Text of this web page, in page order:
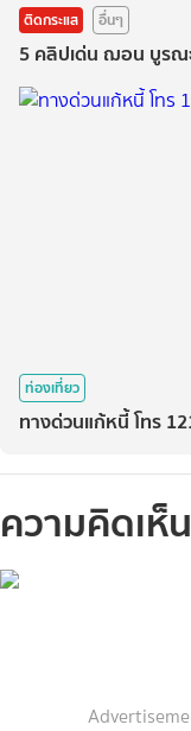
ติดกระแส อื่นๆ
5 คลิปเด่น ฌอน บูรณ
ท่องเที่ยว
ทางด่วนแก้หนี้ โทร
ความคิดเห็น